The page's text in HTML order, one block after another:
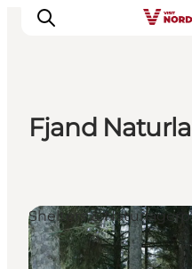
Events
Unterkunft
Mach deine
Fjand
Shelters &